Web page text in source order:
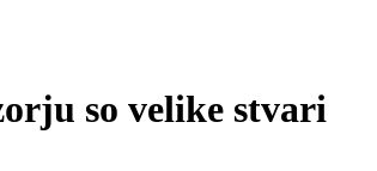
so velike stvari